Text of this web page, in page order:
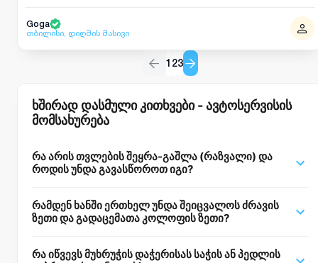
Goga
თბილისი, დიღმის მასივი
1 23
ხშირად დასმული კითხვები - ავტოსერვისის
მომსახურება
რა არის თვლების შეყრა-გაშლა (რაზვალი) და
როდის უნდა გავასწოროთ იგი?
საბურავების კუთხის სიმეტრიული გასწორება
მწარმოებლის სტანდარტების მიხედვით. მისი გასწორება
მარჯვნივ ან მარცხნივ უხვევს; შეამჩნევთ, რომ საბურავები
რამდენ ხანში ერთხელ უნდა შეიცვალოს ძრავის
ზეთი და გადაცემათა კოლოფის ზეთი?
000 კმ გარბენზე იცვლება, ხოლო ნახევრადსინთეტიკური
რა იწვევს მუხრუჭის დაჭერისას საჭის ან პედლის